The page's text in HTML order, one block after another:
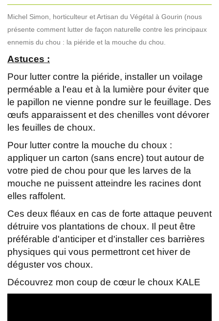
Michel Simon, horticulteur et Artisan du Végétal à Gourin (nous
présente comment lutter de façon naturelle contre les principaux
ennemis du chou : la piéride et la mouche du chou.
Astuces :
Pour lutter contre la piéride, installer un voilage
perméable a l'eau et à la lumière pour éviter que
le papillon ne vienne pondre sur le feuillage. Des
œufs apparaissent et des chenilles vont dévorer
les feuilles de choux.
Pour lutter contre la mouche du choux :
appliquer un carton (sans encre) tout autour de
votre pied de chou pour que les larves de la
mouche ne puissent atteindre les racines dont
elles raffolent.
Ces deux fléaux en cas de forte attaque peuvent
détruire vos plantations de choux. Il peut être
préférable d'anticiper et d'installer ces barrières
physiques qui vous permettront cet hiver de
déguster vos choux.
Découvrez mon coup de cœur le choux KALE